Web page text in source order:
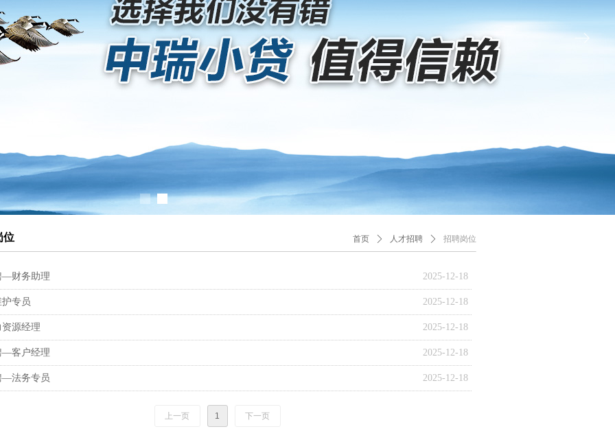
ꁹ
位 首页 ꄲ 人才招聘 ꄲ 招聘岗位
2025-12-18
—财务助理
2025-12-18
专员
2025-12-18
源经理
2025-12-18
—客户经理
2025-12-18
—法务专员
上一页 1 下一页